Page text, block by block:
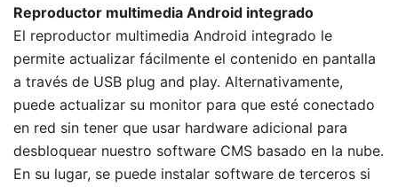
Reproductor multimedia Android integrado
El reproductor multimedia Android integrado le
permite actualizar fácilmente el contenido en pantalla
a través de USB plug and play. Alternativamente,
puede actualizar su monitor para que esté conectado
en red sin tener que usar hardware adicional para
desbloquear nuestro software CMS basado en la nube.
En su lugar, se puede instalar software de terceros si